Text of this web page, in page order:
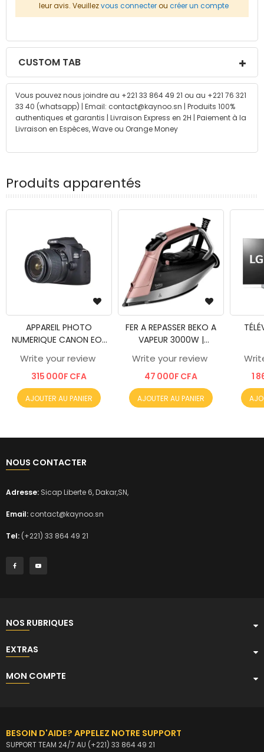
leur avis. Veuillezvous connecterou créer un compte
CUSTOM TAB
Vous pouvez nous joindre au +221 33 864 49 21 ou au +221 76 321
33 40 (whatsapp) | Email: contact@kaynoo.sn | Produits 100%
authentiques et garantis | Livraison Express en 2H | Paiement à la
Livraison en Espèces, Wave ou Orange Money
Produits apparentés
APPAREIL PHOTO
NUMERIQUE CANON EOS
2000D - EFS 1855 mm
F/3.55.6 IS II
Write your review
315 000F CFA
AJOUTER AU PANIER
FER A REPASSER BEKO A
VAPEUR 3000W |
Write your review
47 000F CFA
AJOUTER AU PANIER
1
NOUS CONTACTER
Adresse: Sicap Liberte 6, Dakar,SN,
Email: contact@kaynoo.sn
Tel: (+221) 33 864 49 21
NOS RUBRIQUES
EXTRAS
MON COMPTE
BESOIN D'AIDE? APPELEZ NOTRE SUPPORT
SUPPORT TEAM 24/7 AU (+221) 33 864 49 21